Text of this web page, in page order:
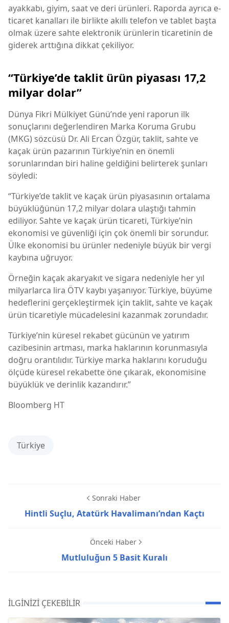
ayakkabı, giyim, saat ve deri ürünleri. Raporda ayrıca e-
ticaret kanalları ile birlikte akıllı telefon ve tablet başta
olmak üzere sahte elektronik ürünlerin ticaretinin de
giderek arttığına dikkat çekiliyor.
“Türkiye’de taklit ürün piyasası 17,2
milyar dolar”
Dünya Fikri Mülkiyet Günü’nde yeni raporun ilk
sonuçlarını değerlendiren Marka Koruma Grubu
(MKG) sözcüsü Dr. Ali Ercan Özgür, taklit, sahte ve
kaçak ürün pazarının Türkiye’nin en önemli
sorunlarından biri haline geldiğini belirterek şunları
söyledi:
“Türkiye’de taklit ve kaçak ürün piyasasının ortalama
büyüklüğünün 17,2 milyar dolara ulaştığı tahmin
ediliyor. Sahte ve kaçak ürün ticareti, Türkiye’nin
ekonomisi ve güvenliği için çok önemli bir sorundur.
Ülke ekonomisi bu ürünler nedeniyle büyük bir vergi
kaybına uğruyor.
Örneğin kaçak akaryakıt ve sigara nedeniyle her yıl
milyarlarca lira ÖTV kaybı yaşanıyor. Türkiye, büyüme
hedeflerini gerçekleştirmek için taklit, sahte ve kaçak
ürün ticaretiyle mücadelesini kazanmak zorundadır.
Türkiye’nin küresel rekabet gücünün ve yatırım
cazibesinin artması, marka haklarının korunmasıyla
doğru orantılıdır. Türkiye marka haklarını koruduğu
ölçüde küresel rekabette öne çıkarak, ekonomisine
büyüklük ve derinlik kazandırır.”
Bloomberg HT
Türkiye
Sonraki Haber
Hintli Suçlu, Atatürk Havalimanı’ndan Kaçtı
Önceki Haber
Mutluluğun 5 Basit Kuralı
İLGINIZI ÇEKEBILIR